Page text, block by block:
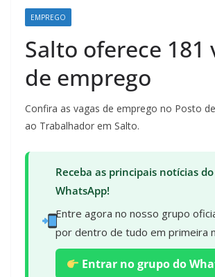
EMPREGO
Salto oferece 181
de emprego
Confira as vagas de emprego no Posto
ao Trabalhador em Salto.
Receba as principais notícias
WhatsApp!
Entre agora no nosso grupo
por dentro de tudo em primeira
Entrar no grupo do